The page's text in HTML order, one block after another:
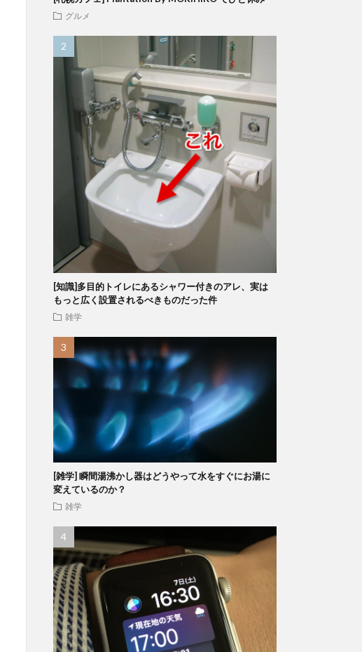
グルメ
[知識]多目的トイレにあるシャワー付きのアレ、実は
もっと広く設置されるべきものだった件
雑学
[雑学] 瞬間湯沸かし器はどうやって水をすぐにお湯に
変えているのか？
雑学